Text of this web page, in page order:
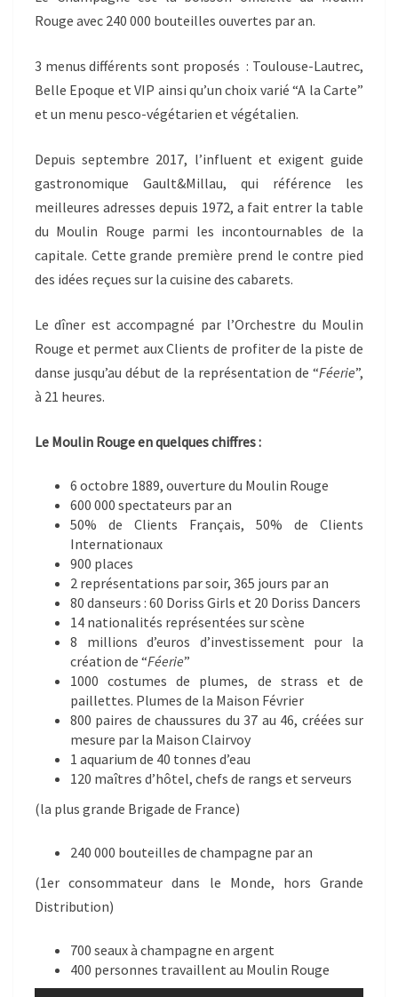
Rouge avec 240 000 bouteilles ouvertes par an.
3 menus différents sont proposés : Toulouse-Lautrec,
Belle Epoque et VIP ainsi qu’un choix varié “A la Carte”
et un menu pesco-végétarien et végétalien.
Depuis septembre 2017, l’influent et exigent guide
gastronomique Gault&Millau, qui référence les
meilleures adresses depuis 1972, a fait entrer la table
du Moulin Rouge parmi les incontournables de la
capitale. Cette grande première prend le contre pied
des idées reçues sur la cuisine des cabarets.
Le dîner est accompagné par l’Orchestre du Moulin
Rouge et permet aux Clients de profiter de la piste de
danse jusqu’au début de la représentation de “Féerie”,
à 21 heures.
Le Moulin Rouge en quelques chiffres :
6 octobre 1889, ouverture du Moulin Rouge
600 000 spectateurs par an
50% de Clients Français, 50% de Clients
Internationaux
900 places
2 représentations par soir, 365 jours par an
80 danseurs : 60 Doriss Girls et 20 Doriss Dancers
14 nationalités représentées sur scène
8 millions d’euros d’investissement pour la
création de “Féerie”
1000 costumes de plumes, de strass et de
paillettes. Plumes de la Maison Février
800 paires de chaussures du 37 au 46, créées sur
mesure par la Maison Clairvoy
1 aquarium de 40 tonnes d’eau
120 maîtres d’hôtel, chefs de rangs et serveurs
(la plus grande Brigade de France)
240 000 bouteilles de champagne par an
(1er consommateur dans le Monde, hors Grande
Distribution)
700 seaux à champagne en argent
400 personnes travaillent au Moulin Rouge